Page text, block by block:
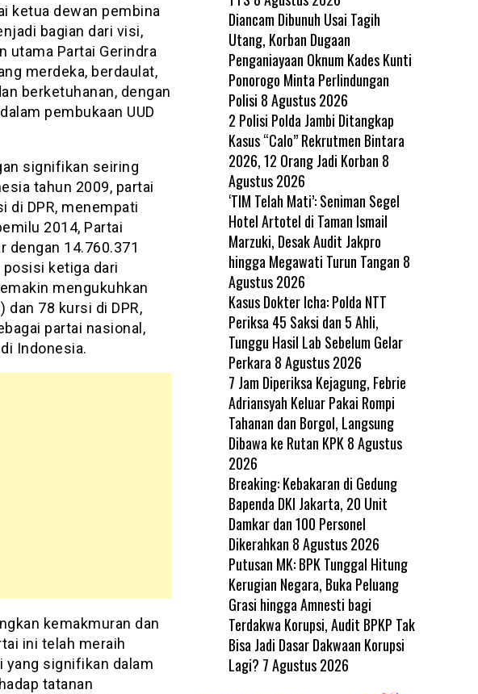
ketua dewan pembina
bagian dari visi,
utama Partai Gerindra
merdeka, berdaulat,
berketuhanan, dengan
pembukaan UUD
signifikan seiring
tahun 2009, partai
di DPR, menempati
2014, Partai
dengan 14.760.371
posisi ketiga dari
mengukuhkan
dan 78 kursi di DPR,
partai nasional,
Indonesia.
kemakmuran dan
ini telah meraih
yang signifikan dalam
tatanan
Diancam Dibunuh Usai Tagih
Utang, Korban Dugaan
Penganiayaan Oknum Kades Kunti
Ponorogo Minta Perlindungan
Polisi 8 Agustus 2026
2 Polisi Polda Jambi Ditangkap
Kasus “Calo” Rekrutmen Bintara
2026, 12 Orang Jadi Korban 8
Agustus 2026
‘TIM Telah Mati’: Seniman Segel
Hotel Artotel di Taman Ismail
Marzuki, Desak Audit Jakpro
hingga Megawati Turun Tangan 8
Agustus 2026
Kasus Dokter Icha: Polda NTT
Periksa 45 Saksi dan 5 Ahli,
Tunggu Hasil Lab Sebelum Gelar
Perkara 8 Agustus 2026
7 Jam Diperiksa Kejagung, Febrie
Adriansyah Keluar Pakai Rompi
Tahanan dan Borgol, Langsung
Dibawa ke Rutan KPK 8 Agustus
2026
Breaking: Kebakaran di Gedung
Bapenda DKI Jakarta, 20 Unit
Damkar dan 100 Personel
Dikerahkan 8 Agustus 2026
Putusan MK: BPK Tunggal Hitung
Kerugian Negara, Buka Peluang
Grasi hingga Amnesti bagi
Terdakwa Korupsi, Audit BPKP Tak
Bisa Jadi Dasar Dakwaan Korupsi
Lagi? 7 Agustus 2026